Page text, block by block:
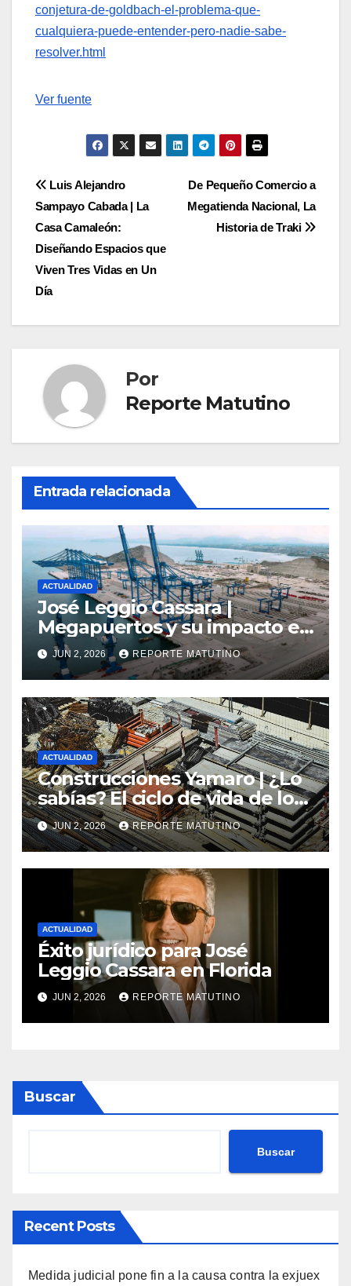
conjetura-de-goldbach-el-problema-que-
cualquiera-puede-entender-pero-nadie-sabe-
resolver.html
Navegación
entradas
Ver fuente
Navegación
de
entradas
De Pequeño Comercio a
Megatienda Nacional, La
Historia de Traki
Luis Alejandro
Sampayo Cabada | La
Casa Camaleón:
Diseñando Espacios que
Viven Tres Vidas en Un
Día
Por
Reporte Matutino
Entrada relacionada
ACTUALIDAD
José Leggio Cassara |
Megapuertos y su impacto en
el turismo y el comercio
global
JUN 2, 2026 REPORTE MATUTINO
ACTUALIDAD
Construcciones Yamaro | ¿Lo
sabías? El ciclo de vida de los
materiales de construcción
revoluciona eficiencia en
proyectos modernos
JUN 2, 2026 REPORTE MATUTINO
ACTUALIDAD
Éxito jurídico para José
Leggio Cassara en Florida
JUN 2, 2026 REPORTE MATUTINO
Buscar
Buscar
Recent Posts
Medida judicial pone fin a la causa contra la exjuex